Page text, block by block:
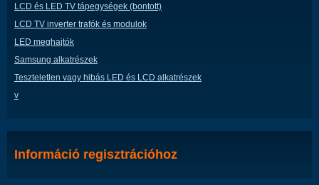
LCD és LED TV tápegységek (bontott)
LCD TV inverter trafók és modulok
LED meghajtók
Samsung alkatrészek
Teszteletlen vagy hibás LED és LCD alkatrészek
v
Információ regisztrációhoz